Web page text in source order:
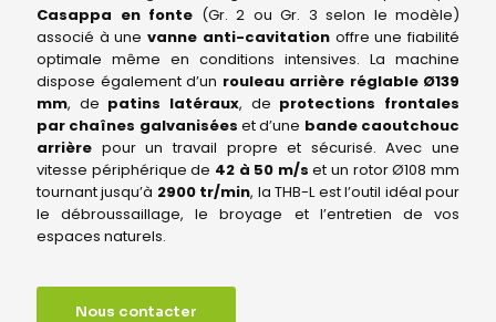
Casappa en fonte (Gr. 2 ou Gr. 3 selon le modèle)
associé à unevanne anti-cavitationoffre une fiabilité
optimale même en conditions intensives. La machine
dispose également d’un rouleau arrière réglable Ø139
mm, de patins latéraux, de protections frontales
par chaînes galvanisées et d’une bande caoutchouc
arrière pour un travail propre et sécurisé. Avec une
vitesse périphérique de 42 à 50 m/s et un rotor Ø108 mm
tournant jusqu’à 2900 tr/min, la THB-L est l’outil idéal pour
le débroussaillage, le broyage et l’entretien de vos
espaces naturels.
Nous contacter